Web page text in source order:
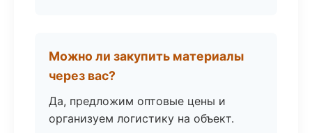
Можно ли закупить материалы
через вас?
Да, предложим оптовые цены и
организуем логистику на объект.